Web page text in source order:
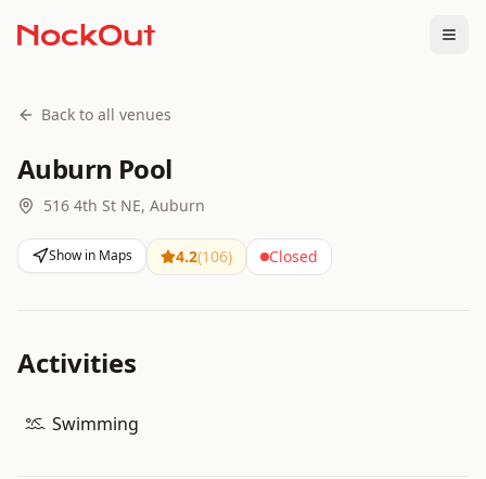
Back to all venues
Auburn Pool
516 4th St NE, Auburn
Show in Maps 4.2(106) Closed
Activities
Swimming